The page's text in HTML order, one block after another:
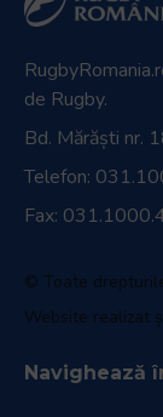
de Rugby.
Bd. Mărăști nr.
Telefon:
Fax:
© Toate
Website realizat
Navighează